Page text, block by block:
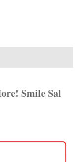
Smile Sal